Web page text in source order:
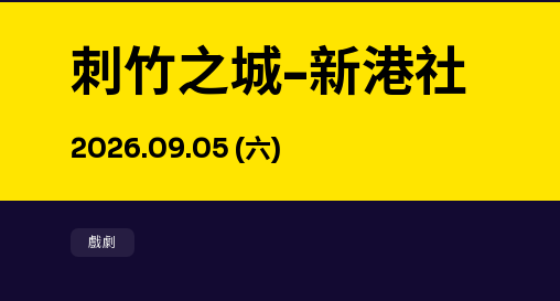
刺竹之城-新港社
2026.09.05 (六)
戲劇